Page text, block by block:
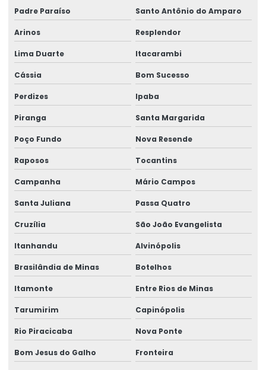
Padre Paraíso Santo Antônio do Amparo
Arinos Resplendor
Lima Duarte Itacarambi
Cássia Bom Sucesso
Perdizes Ipaba
Piranga Santa Margarida
Poço Fundo Nova Resende
Raposos Tocantins
Campanha Mário Campos
Santa Juliana Passa Quatro
Cruzília São João Evangelista
Itanhandu Alvinópolis
Brasilândia de Minas Botelhos
Itamonte Entre Rios de Minas
Tarumirim Capinópolis
Rio Piracicaba Nova Ponte
Bom Jesus do Galho Fronteira